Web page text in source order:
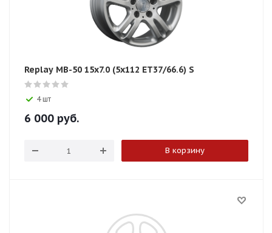
Replay MB-50 15x7.0 (5x112 ET37/66.6) S
4 шт
6 000 руб.
В корзину